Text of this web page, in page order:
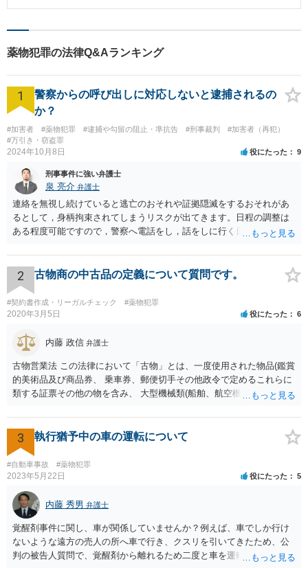
解決の流れ 被疑者は16歳の少年で、これまでに幾度も警察に補導された前歴
響を与えることから、調査官の心証が良くなるように、付添い人が弁護活動
することが重要です。
薬物犯罪の法律Q&Aランキング
1
警察からの呼び出しに対応しないと逮捕されるの
か？
#加害者 #薬物犯罪 #逮捕や勾留の阻止・準抗告 #刑事裁判
#加害者（再犯）
#万引き・窃盗罪
2024年10月8日 役にたった 9
刑事事件に強い弁護士
泉 亮介 弁護士
連絡を無視し続けていると逃亡のおそれや証拠隠滅をするおそれがあ
るとして，身柄拘束されてしまうリスクが出てきます。日程の調整は
ある程度可能ですので，警察へ電話をし，話をしに行く日程の調整を
士に同行を依頼することも可能です。
2 古物商の中古品の定義について質問です。
#契約書作成・リーガルチェック #薬物犯罪
2020年3月5日 役にたった 6
内藤 政信 弁護士
古物営業法 この法律において「古物」とは、一度使用された物品(鑑賞
的美術品及び商品券、 乗車券、郵便切手その他政令で定めるこれらに
類する証票その他の物を含み、 大型機械類(船舶、航空機、工作機械そ
じ。)若しくは使用されない物品で使用のために取引 きされたもの又は
これらの物品に幾分の手入れをしたものをいう。 単純に言うと、一
度、消費者の手に渡ったものは、法律上は、古物になります。 したが
って、転売するなら、許可証が必要ですが、取り締まりが追いつきま
せ んね。事実上、野放しですね。 また、アマゾンなどでは、独自に新
品の定義を定めていますね。
3 執行猶予中の車の運転について
#自動車事故 #薬物犯罪
2023年5月22日 役にたった 5
内藤 秀男 弁護士
覚醒剤事件に関し、車が関係していませんか？例えば、車でしか行け
ないような遠方の売人の所へ車で行き、クスリを引いてきたため、公
判の被告人質問で、覚醒剤から離れるため二度と車を運転をしない、